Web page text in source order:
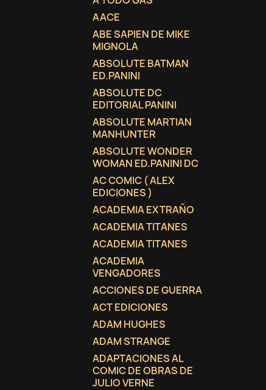
AACE
ABE SAPIEN DE MIKE
MIGNOLA
ABSOLUTE BATMAN
ED.PANINI
ABSOLUTE DC
EDITORIAL PANINI
ABSOLUTE MARTIAN
MANHUNTER
ABSOLUTE WONDER
WOMAN ED.PANINI DC
AC COMIC ( ALEX
EDICIONES )
ACADEMIA EXTRAÑO
ACADEMIA TITANES
ACADEMIA TITANES
ACADEMIA
VENGADORES
ACCIONES DE GUERRA
ACT EDICIONES
ADAM HUGHES
ADAM STRANGE
ADAPTACIONES AL
COMIC DE OBRAS DE
JULIO VERNE